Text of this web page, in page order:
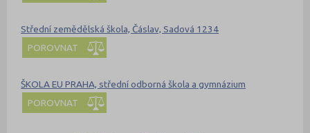
Střední zemědělská škola, Čáslav, Sadová 1234
POROVNAT
ŠKOLA EU PRAHA, střední odborná škola a gymnázium
POROVNAT